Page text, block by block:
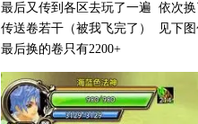
最后又传到各区去玩了一遍 依次
传送卷若干（被我飞完了） 见下
最后换的卷只有2200+